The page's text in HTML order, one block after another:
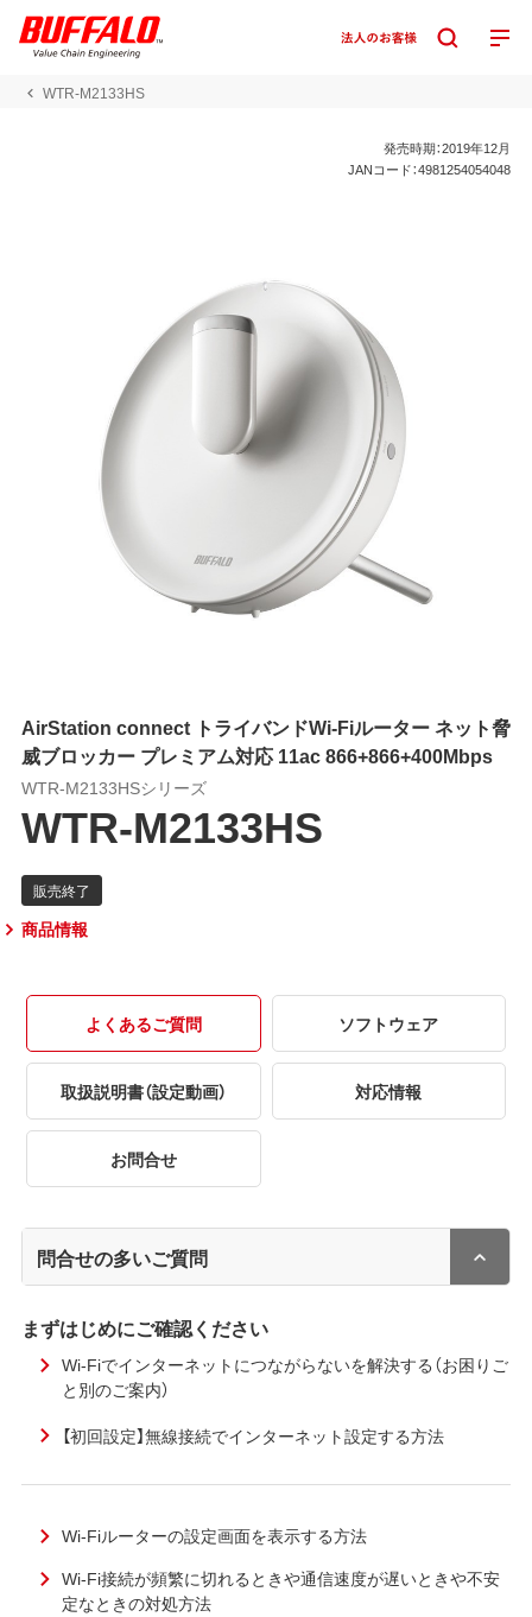
WTR-M2133HS
発売時期：2019年12月
JANコード：4981254054048
AirStation connect トライバンドWi-Fiルーター ネット脅
威ブロッカー プレミアム対応 11ac 866+866+400Mbps
WTR-M2133HSシリーズ
WTR-M2133HS
商品情報
よくあるご質問 ソフトウェア
取扱説明書（設定動画） 対応情報
お問合せ
問合せの多いご質問
まずはじめにご確認ください
Wi-Fiでインターネットにつながらないを解決する（お困りご
と別のご案内）
【初回設定】無線接続でインターネット設定する方法
Wi-Fiルーターの設定画面を表示する方法
Wi-Fi接続が頻繁に切れるときや通信速度が遅いときや不安
定なときの対処方法